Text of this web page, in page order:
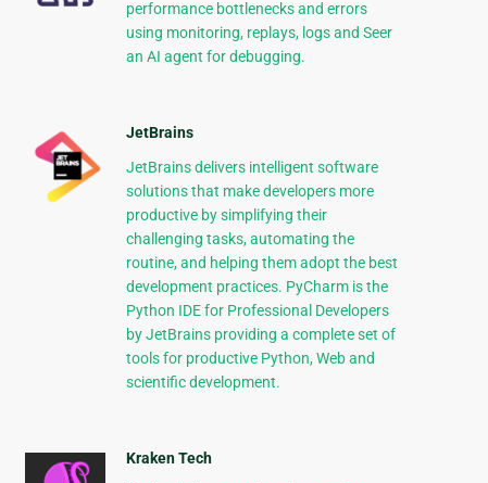
performance bottlenecks and errors
using monitoring, replays, logs and Seer
an AI agent for debugging.
JetBrains
JetBrains delivers intelligent software
solutions that make developers more
productive by simplifying their
challenging tasks, automating the
routine, and helping them adopt the best
development practices. PyCharm is the
Python IDE for Professional Developers
by JetBrains providing a complete set of
tools for productive Python, Web and
scientific development.
Kraken Tech